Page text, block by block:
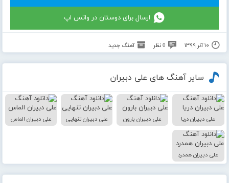
ارسال برای دوستان در واتس اپ
۱۰ آذر ۱۳۹۹ 0 نظر آهنگ جدید
سایر آهنگ های علی دبیران
علی دبیران دریا علی دبیران بارون علی دبیران تنهایی علی دبیران الماس
علی دبیران همدرد